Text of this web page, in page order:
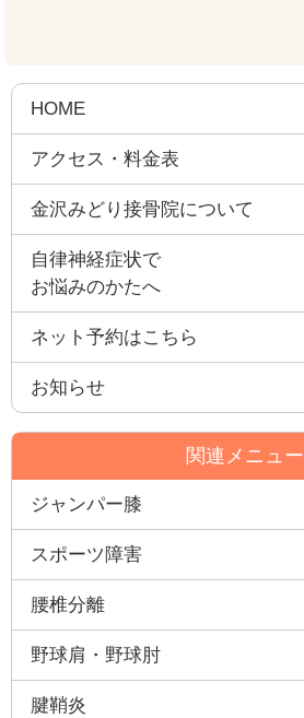
HOME
アクセス・料金表
金沢みどり接骨院について
自律神経症状で
お悩みのかたへ
ネット予約はこちら
お知らせ
関連メニュー
ジャンパー膝
スポーツ障害
腰椎分離
野球肩・野球肘
腱鞘炎